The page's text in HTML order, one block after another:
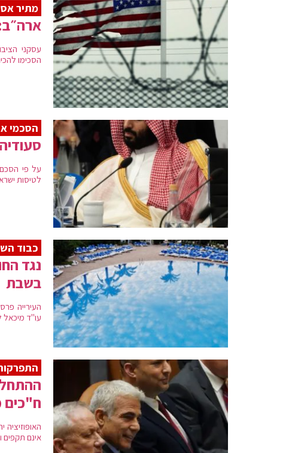
מתיר
עסקני
הסכימו
הסכמי
על פי הסכם
לטיסות
כבוד
נגד
בשבת
העירייה
עו"ד מיכאל
ח"כים
אינם תקפים